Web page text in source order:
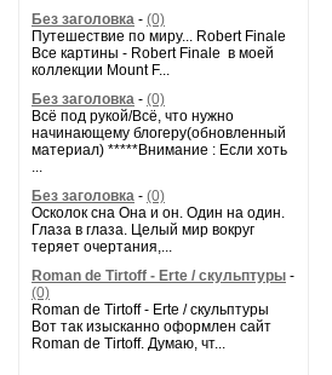
Без заголовка - (0)
Путешествие по миру... Robert Finale
Все картины - Robert Finale в моей
коллекции Mount F...
Без заголовка - (0)
Всё под рукой/Всё, что нужно
начинающему блогеру(обновленный
материал) *****Внимание : Если хоть
...
Без заголовка - (0)
Осколок сна Она и он. Один на один.
Глаза в глаза. Целый мир вокруг
теряет очертания,...
Roman de Tirtoff - Erte / скульптуры -
(0)
Roman de Tirtoff - Erte / скульптуры
Вот так изысканно оформлен сайт
Roman de Tirtoff. Думаю, чт...